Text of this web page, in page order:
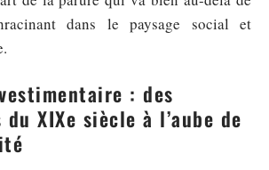
dans le paysage social et
: des
XIXe siècle à l’aube de